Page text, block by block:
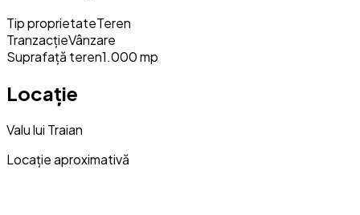
Tip proprietateTeren
TranzacțieVânzare
Suprafață teren1.000 mp
Locație
Valu lui Traian
Locație aproximativă